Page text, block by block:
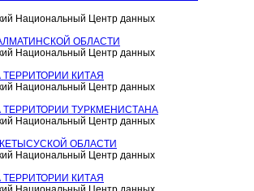
Национальный Центр данных
ОБЛАСТИ
Национальный Центр данных
КИТАЯ
Национальный Центр данных
ТУРКМЕНИСТАНА
Национальный Центр данных
ОБЛАСТИ
Национальный Центр данных
КИТАЯ